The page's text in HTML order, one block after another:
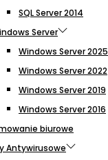
SQL Server 2014
Server
Windows Server 2025
Windows Server 2022
Windows Server 2019
Windows Server 2016
biurowe
Antywirusowe